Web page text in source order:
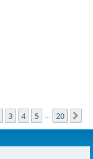
z 20
3 4 5 20